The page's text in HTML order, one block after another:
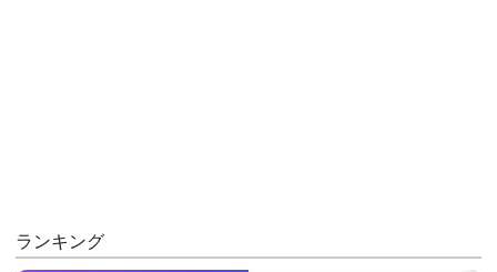
ランキング